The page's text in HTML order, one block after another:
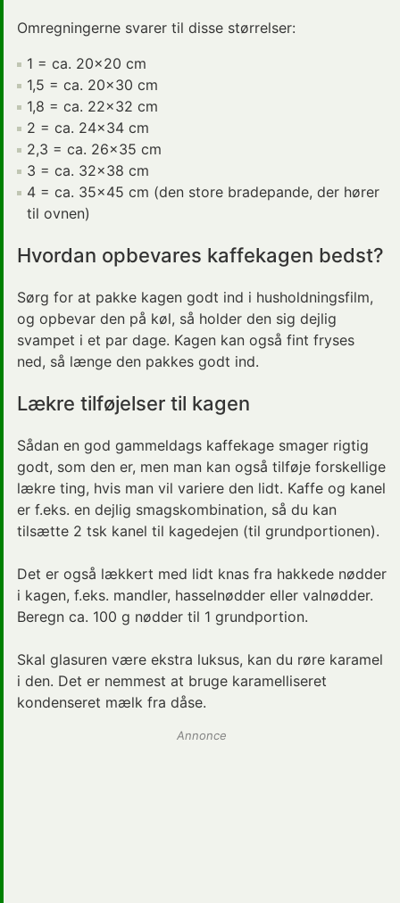
Omregningerne svarer til disse størrelser:
1 = ca. 20x20 cm
1,5 = ca. 20x30 cm
1,8 = ca. 22x32 cm
2 = ca. 24x34 cm
2,3 = ca. 26x35 cm
3 = ca. 32x38 cm
4 = ca. 35x45 cm (den store bradepande, der hører
til ovnen)
Hvordan opbevares kaffekagen bedst?
Sørg for at pakke kagen godt ind i husholdningsfilm,
og opbevar den på køl, så holder den sig dejlig
svampet i et par dage. Kagen kan også fint fryses
ned, så længe den pakkes godt ind.
Lækre tilføjelser til kagen
Sådan en god gammeldags kaffekage smager rigtig
godt, som den er, men man kan også tilføje forskellige
lækre ting, hvis man vil variere den lidt. Kaffe og kanel
er f.eks. en dejlig smagskombination, så du kan
tilsætte 2 tsk kanel til kagedejen (til grundportionen).
Det er også lækkert med lidt knas fra hakkede nødder
i kagen, f.eks. mandler, hasselnødder eller valnødder.
Beregn ca. 100 g nødder til 1 grundportion.
Skal glasuren være ekstra luksus, kan du røre karamel
i den. Det er nemmest at bruge karamelliseret
kondenseret mælk fra dåse.
Annonce